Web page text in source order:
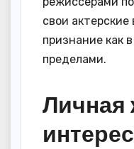
свои
признание как
пределами.
Личная